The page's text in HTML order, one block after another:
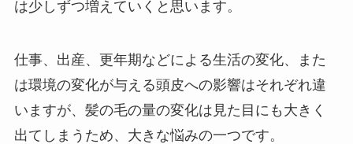
は少しずつ増えていくと思います。
仕事、出産、更年期などによる生活の変化、また
は環境の変化が与える頭皮への影響はそれぞれ違
いますが、髪の毛の量の変化は見た目にも大きく
出てしまうため、大きな悩みの一つです。